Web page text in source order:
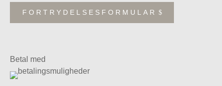
FORTRYDELSESFORMULAR
Betal med